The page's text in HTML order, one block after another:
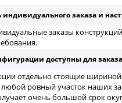
индивидуального заказа и
заказы
доступны для
отдельно стоящие
ровный участок наших
очень большой срок